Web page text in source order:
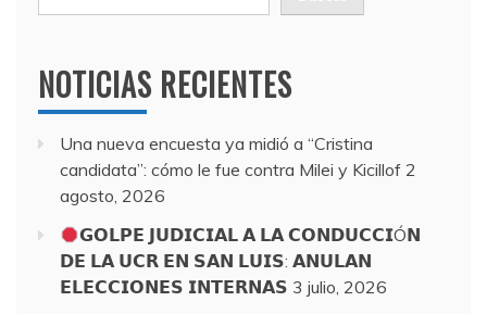
NOTICIAS RECIENTES
Una nueva encuesta ya midió a “Cristina
candidata”: cómo le fue contra Milei y Kicillof 2
agosto, 2026
𝗚𝗢𝗟𝗣𝗘 𝗝𝗨𝗗𝗜𝗖𝗜𝗔𝗟 𝗔 𝗟𝗔 𝗖𝗢𝗡𝗗𝗨𝗖𝗖𝗜Ó𝗡
𝗗𝗘 𝗟𝗔 𝗨𝗖𝗥 𝗘𝗡 𝗦𝗔𝗡 𝗟𝗨𝗜𝗦: 𝗔𝗡𝗨𝗟𝗔𝗡
𝗘𝗟𝗘𝗖𝗖𝗜𝗢𝗡𝗘𝗦 𝗜𝗡𝗧𝗘𝗥𝗡𝗔𝗦 3 julio, 2026